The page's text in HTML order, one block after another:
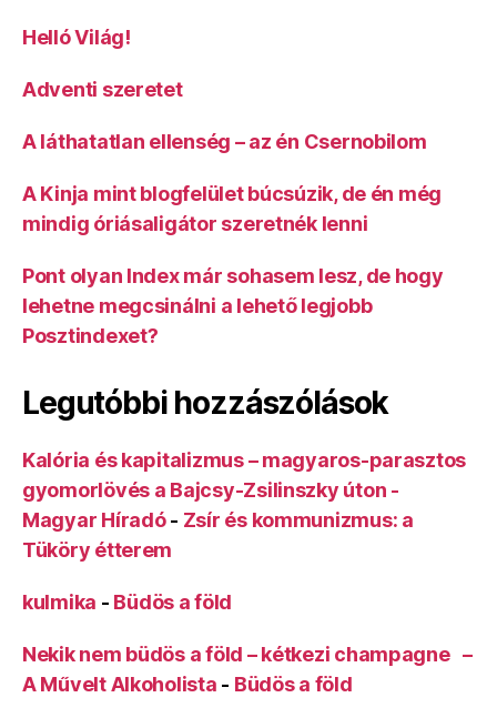
Helló Világ!
Adventi szeretet
A láthatatlan ellenség – az én Csernobilom
A Kinja mint blogfelület búcsúzik, de én még
mindig óriásaligátor szeretnék lenni
Pont olyan Index már sohasem lesz, de hogy
lehetne megcsinálni a lehető legjobb
Posztindexet?
Legutóbbi hozzászólások
Kalória és kapitalizmus – magyaros-parasztos
gyomorlövés a Bajcsy-Zsilinszky úton -
Magyar Híradó- Zsír és kommunizmus: a
Tüköry étterem
kulmika - Büdös a föld
Nekik nem büdös a föld – kétkezi champagne –
A Művelt Alkoholista - Büdös a föld